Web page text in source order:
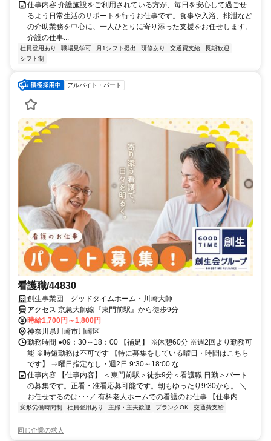
仕事内容 介護施設をご利用されている方が、毎日を安心して過ごせ
るよう日常生活のサポートを行うお仕事です。食事や入浴、排泄など
の介助業務を中心に、一人ひとりに寄り添った支援をお任せします。
介護の仕事...
社員登用あり 職場見学可 月1シフト提出 研修あり 交通費支給
長期歓迎
シフト制
アルバイト・パート
看護職/44830
創生事業団 グッドタイムホーム・川崎大師
アクセス 京急大師線『東門前駅』から徒歩9分
時給1,700円～1,800円
神奈川県川崎市川崎区
勤務時間 ●09：30～18：00 【補足】 ※休憩60分 ※週2回より勤務可
能 ※時短勤務は不可です 【特に募集をしている曜日・時間はこちら
です】 ⇒曜日指定なし・週2日 9:30～18:00 な...
仕事内容 【仕事内容】 ＜東門前駅＞徒歩9分＜看護職 日勤＞パート
の募集です。正看・准看応募可能です。朝もゆったり9:30から。 ＼
お任せするのは･･･／ 有料老人ホームでの看護のお仕事 【仕事内...
変形労働時間制 社員登用あり 主婦・主夫歓迎 ブランクOK 交通費支給
同じ企業の求人